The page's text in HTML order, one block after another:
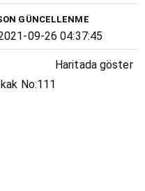
GÜNCELLENME
09-26 04:37:45
Haritada göster
No:111